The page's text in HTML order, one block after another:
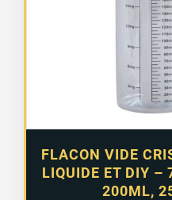
FLACON VIDE
LIQUIDE ET DIY –
200ML,
à